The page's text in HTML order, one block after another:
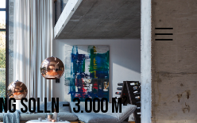
SOLLN – 3.000 M²